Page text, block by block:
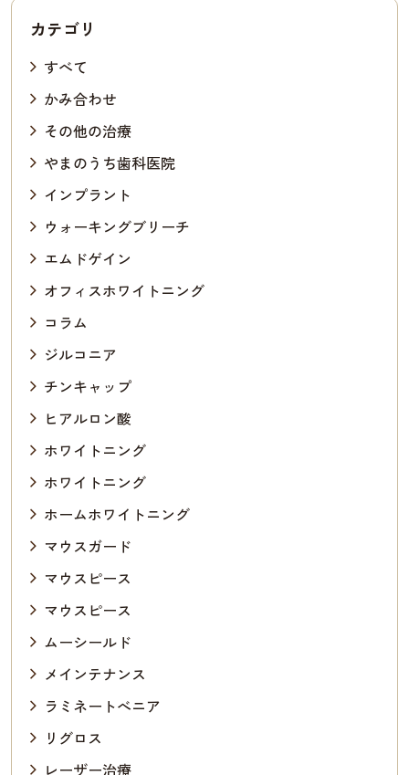
カテゴリ
すべて
かみ合わせ
その他の治療
やまのうち歯科医院
インプラント
ウォーキングブリーチ
エムドゲイン
オフィスホワイトニング
コラム
ジルコニア
チンキャップ
ヒアルロン酸
ホワイトニング
ホワイトニング
ホームホワイトニング
マウスガード
マウスピース
マウスピース
ムーシールド
メインテナンス
ラミネートべニア
リグロス
レーザー治療